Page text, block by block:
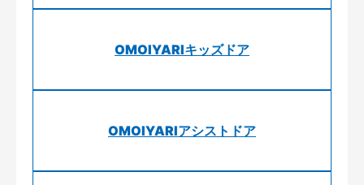
OMOIYARIキッズドア
OMOIYARIアシストドア